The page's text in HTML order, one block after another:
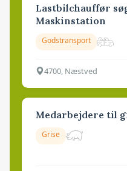
Lastbilchauffør
Maskinstation
Godstransport
4700, Næstved
Medarbejdere til
Grise